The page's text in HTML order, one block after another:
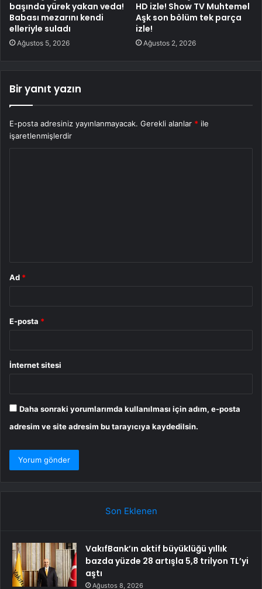
başında yürek yakan veda!
Babası mezarını kendi
elleriyle suladı
Ağustos 5, 2026
HD izle! Show TV Muhtemel
Aşk son bölüm tek parça
izle!
Ağustos 2, 2026
Bir yanıt yazın
E-posta adresiniz yayınlanmayacak. Gerekli alanlar * ile
işaretlenmişlerdir
Ad *
E-posta *
İnternet sitesi
Daha sonraki yorumlarımda kullanılması için adım, e-posta
adresim ve site adresim bu tarayıcıya kaydedilsin.
Son Eklenen
VakıfBank’ın aktif büyüklüğü yıllık
bazda yüzde 28 artışla 5,8 trilyon TL’yi
aştı
Ağustos 8, 2026